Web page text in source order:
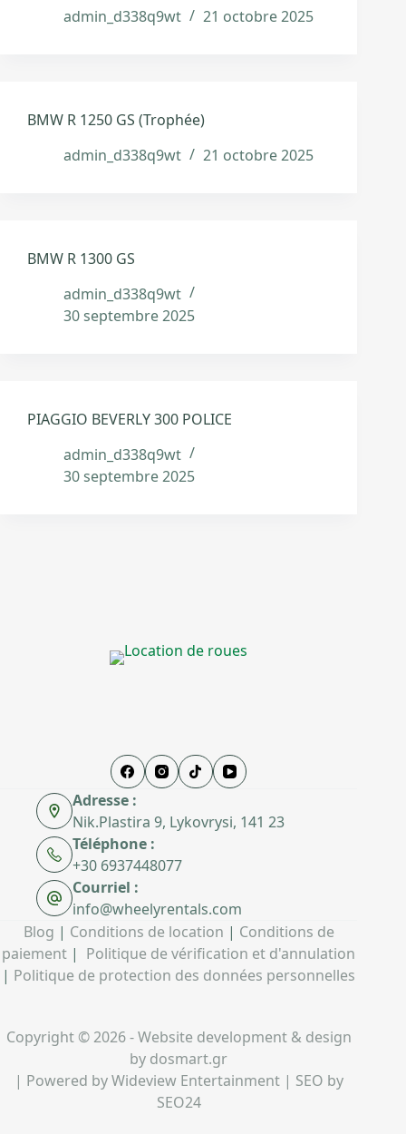
admin_d338q9wt
21 octobre 2025
BMW R 1250 GS (Trophée)
admin_d338q9wt
21 octobre 2025
BMW R 1300 GS
admin_d338q9wt
30 septembre 2025
PIAGGIO BEVERLY 300 POLICE
admin_d338q9wt
30 septembre 2025
Adresse :
Nik.Plastira 9, Lykovrysi, 141 23
Téléphone :
+30 6937448077
Courriel :
info@wheelyrentals.com
Blog | Conditions de location | Conditions de
paiement | Politique de vérification et d'annulation
| Politique de protection des données personnelles
Copyright © 2026 - Website development & design
by dosmart.gr
| Powered byWideview Entertainment| SEO by
SEO24